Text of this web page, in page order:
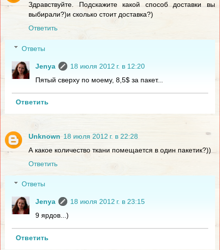
Здравствуйте. Подскажите какой способ доставки вы
выбирали?)и сколько стоит доставка?)
Ответить
Ответы
Jenya
18 июля 2012 г. в 12:20
Пятый сверху по моему, 8,5$ за пакет...
Ответить
Unknown 18 июля 2012 г. в 22:28
А какое количество ткани помещается в один пакетик?))
Ответить
Ответы
Jenya
18 июля 2012 г. в 23:15
9 ярдов...)
Ответить